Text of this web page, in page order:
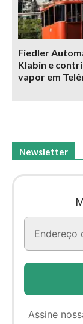
Fiedler
Klabin e
vapor em
Newsletter
Assine